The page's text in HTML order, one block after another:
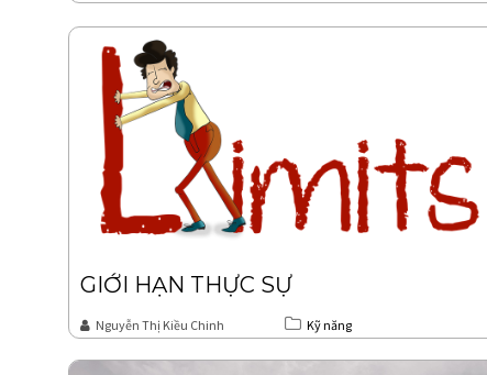
GIỚI HẠN THỰC SỰ
Nguyễn Thị Kiều Chinh Kỹ năng